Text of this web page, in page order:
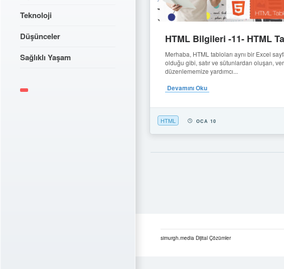
Teknoloji
Düşünceler
Sağlıklı Yaşam
HTML Bilgileri -11- HTML
Merhaba, HTML tabloları aynı bir Excel
olduğu gibi, satır ve sütunlardan oluşan,
düzenlememize yardımcı...
Devamını Oku
HTML OCA 10
simurgh.media Dijital Çözümler